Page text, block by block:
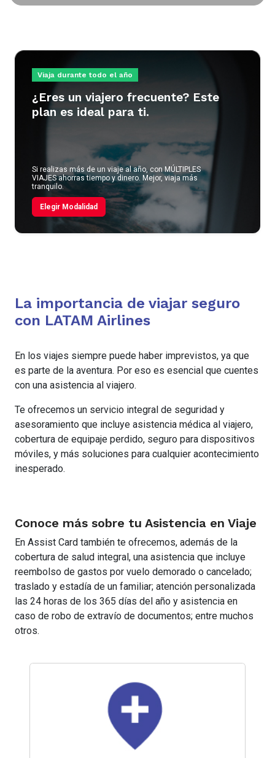
Viaja durante todo el año
¿Eres un viajero frecuente? Este
plan es ideal para ti.
Si realizas más de un viaje al año, con MÚLTIPLES
VIAJES ahorras tiempo y dinero. Mejor, viaja más
tranquilo.
Elegir Modalidad
La importancia de viajar seguro
con LATAM Airlines
En los viajes siempre puede haber imprevistos, ya que
es parte de la aventura. Por eso es esencial que cuentes
con una asistencia al viajero.
Te ofrecemos un servicio integral de seguridad y
asesoramiento que incluye asistencia médica al viajero,
cobertura de equipaje perdido, seguro para dispositivos
móviles, y más soluciones para cualquier acontecimiento
inesperado.
Conoce más sobre tu Asistencia en Viaje
En Assist Card también te ofrecemos, además de la
cobertura de salud integral, una asistencia que incluye
reembolso de gastos por vuelo demorado o cancelado;
traslado y estadía de un familiar; atención personalizada
las 24 horas de los 365 días del año y asistencia en
caso de robo de extravío de documentos; entre muchos
otros.